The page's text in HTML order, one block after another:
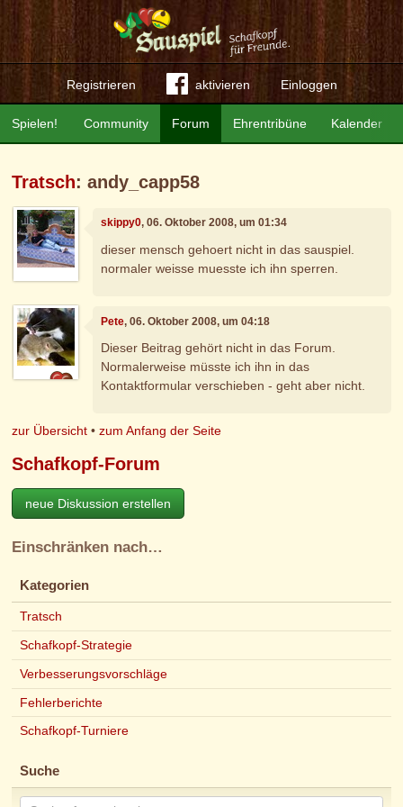
Registrieren aktivieren Einloggen
Community Forum Ehrentribüne Kalender
Spielen!
Tratsch: andy_capp58
skippy0, 06. Oktober 2008, um 01:34
dieser mensch gehoert nicht in das sauspiel.
normaler weisse muesste ich ihn sperren.
Pete, 06. Oktober 2008, um 04:18
Dieser Beitrag gehört nicht in das Forum.
Normalerweise müsste ich ihn in das
Kontaktformular verschieben - geht aber nicht.
zur Übersicht •zum Anfang der Seite
Schafkopf-Forum
neue Diskussion erstellen
Einschränken nach…
Kategorien
Tratsch
Schafkopf-Strategie
Verbesserungsvorschläge
Fehlerberichte
Schafkopf-Turniere
Suche